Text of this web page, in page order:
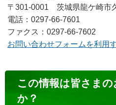
〒301-0001 茨城県龍ケ崎市
電話：0297-66-7601
ファクス：0297-66-7602
お問い合わせフォームを利用
ン
この情報は皆さま
か？